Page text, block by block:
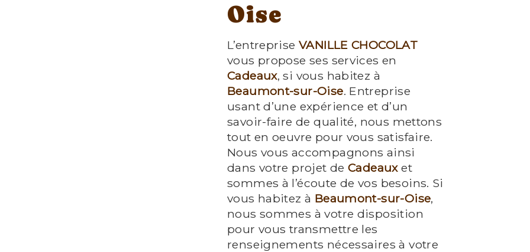
Oise
L’entreprise VANILLE CHOCOLAT
vous propose ses services en
Cadeaux, si vous habitez à
Beaumont-sur-Oise. Entreprise
usant d’une expérience et d’un
savoir-faire de qualité, nous mettons
tout en oeuvre pour vous satisfaire.
Nous vous accompagnons ainsi
dans votre projet deCadeauxet
sommes à l’écoute de vos besoins. Si
vous habitez à Beaumont-sur-Oise,
nous sommes à votre disposition
pour vous transmettre les
renseignements nécessaires à votre